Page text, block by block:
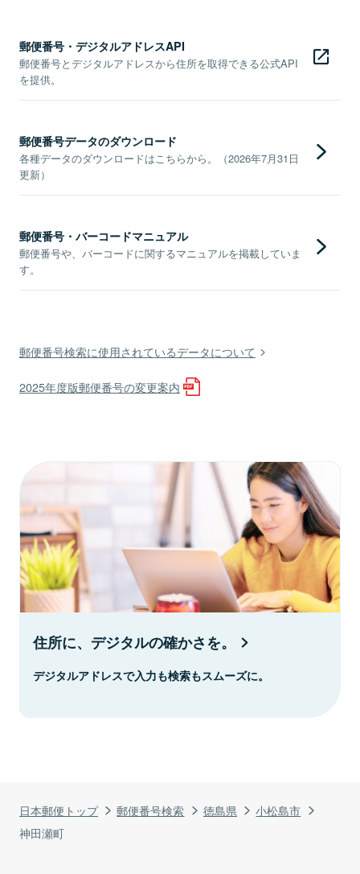
日本郵便トップ 郵便番号検索 徳島県
小松島市
神田瀬町
郵便番号・デジタルアドレスAPI
郵便番号とデジタルアドレスから住所を取得できる公式API
を提供。
郵便番号データのダウンロード
各種データのダウンロードはこちらから。（2026年7月31日
更新）
郵便番号・バーコードマニュアル
郵便番号や、バーコードに関するマニュアルを掲載していま
す。
郵便番号検索に使用されているデータについて
2025年度版郵便番号の変更案内
住所に、デジタルの確かさを。
デジタルアドレスで入力も検索もスムーズに。